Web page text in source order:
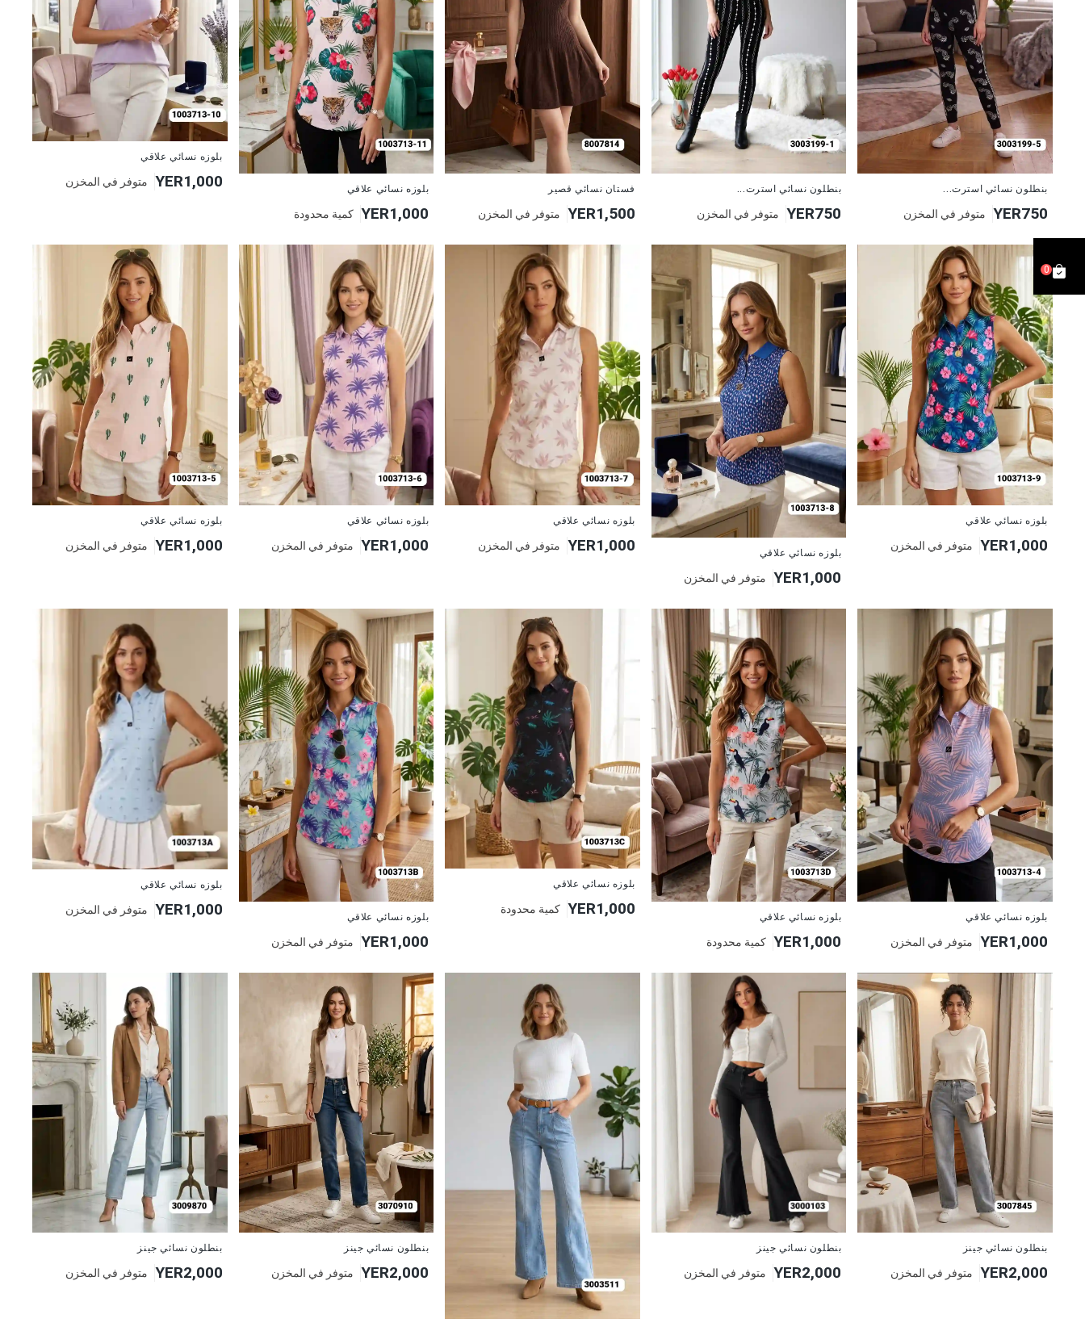
0
بنطلون نسائي استرت...
YER750 متوفر في المخزن
بنطلون نسائي استرت...
YER750 متوفر في المخزن
فستان نسائي قصير
YER1,500 متوفر في المخزن
بلوزه نسائي علاقي
YER1,000 كمية محدودة
بلوزه نسائي علاقي
YER1,000 متوفر في المخزن
بلوزه نسائي علاقي
YER1,000 متوفر في المخزن
بلوزه نسائي علاقي
YER1,000 متوفر في المخزن
بلوزه نسائي علاقي
YER1,000 متوفر في المخزن
بلوزه نسائي علاقي
YER1,000 متوفر في المخزن
بلوزه نسائي علاقي
YER1,000 متوفر في المخزن
بلوزه نسائي علاقي
YER1,000 متوفر في المخزن
بلوزه نسائي علاقي
YER1,000 كمية محدودة
بلوزه نسائي علاقي
YER1,000 كمية محدودة
بلوزه نسائي علاقي
YER1,000 متوفر في المخزن
بلوزه نسائي علاقي
YER1,000 متوفر في المخزن
بنطلون نسائي جينز
YER2,000 متوفر في المخزن
بنطلون نسائي جينز
YER2,000 متوفر في المخزن
بنطلون نسائي جينز
YER2,000 متوفر في المخزن
بنطلون نسائي جينز
YER2,000 متوفر في المخزن